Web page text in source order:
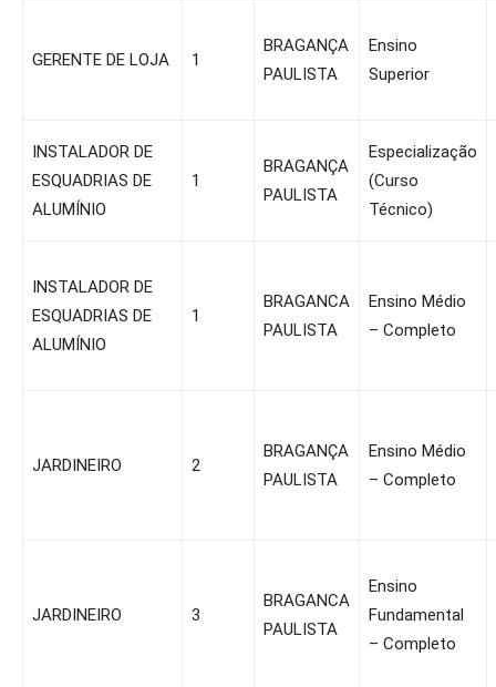
GERENTE DE LOJA 1
BRAGANÇA
PAULISTA
Ensino
Superior
INSTALADOR DE
ESQUADRIAS DE
ALUMÍNIO
1
BRAGANÇA
PAULISTA
Especialização
(Curso
Técnico)
INSTALADOR DE
ESQUADRIAS DE
ALUMÍNIO
1
BRAGANCA
PAULISTA
Ensino Médio
– Completo
JARDINEIRO 2
BRAGANÇA
PAULISTA
Ensino Médio
– Completo
JARDINEIRO 3
BRAGANCA
PAULISTA
Ensino
Fundamental
– Completo